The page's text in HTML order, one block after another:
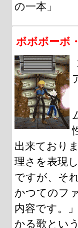
の一本」
ボボボーボ
出来ており
理さを表現
ですが、そ
かつてのフ
内容です。
かる歌とい